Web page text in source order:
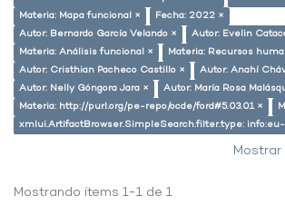
Materia: Mapa funcional ×
Fecha: 2022 ×
Autor: Bernardo García Velando ×
Autor: Evelin
Materia: Análisis funcional ×
Materia: Recursos
Autor: Cristhian Pacheco Castillo ×
Autor: Anahí
Autor: Nelly Góngora Jara ×
Autor: María Rosa
Materia: http://purl.org/pe-repo/ocde/ford#5.03.01 ×
xmlui.ArtifactBrowser.SimpleSearch.filter.type:
Mostrando ítems 1-1 de 1